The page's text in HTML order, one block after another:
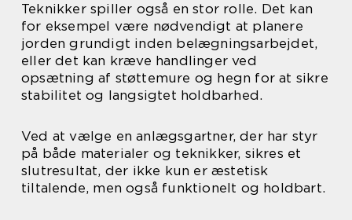
Teknikker spiller også en stor rolle. Det kan
for eksempel være nødvendigt at planere
jorden grundigt inden belægningsarbejdet,
eller det kan kræve handlinger ved
opsætning af støttemure og hegn for at sikre
stabilitet og langsigtet holdbarhed.
Ved at vælge en anlægsgartner, der har styr
på både materialer og teknikker, sikres et
slutresultat, der ikke kun er æstetisk
tiltalende, men også funktionelt og holdbart.